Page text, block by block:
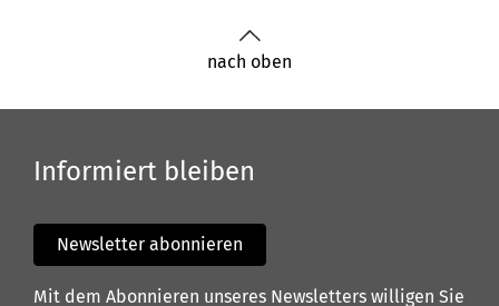
nach oben
Informiert bleiben
Newsletter abonnieren
Mit dem Abonnieren unseres Newsletters willigen Sie